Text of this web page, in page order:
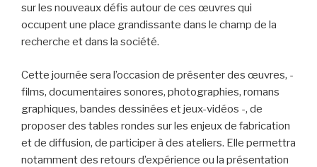
sur les nouveaux défis autour de ces œuvres qui
occupent une place grandissante dans le champ de la
recherche et dans la société.
Cette journée sera l’occasion de présenter des œuvres, -
films, documentaires sonores, photographies, romans
graphiques, bandes dessinées et jeux-vidéos -, de
proposer des tables rondes sur les enjeux de fabrication
et de diffusion, de participer à des ateliers. Elle permettra
notamment des retours d’expérience ou la présentation